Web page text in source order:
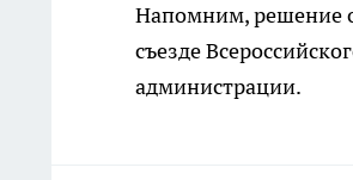
Напомним, решение
съезде
администрации.